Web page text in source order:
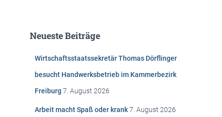
n
Neueste Beiträge
Wirtschaftsstaatssekretär Thomas Dörflinger
besucht Handwerksbetrieb im Kammerbezirk
Freiburg 7. August 2026
Arbeit macht Spaß oder krank7. August 2026